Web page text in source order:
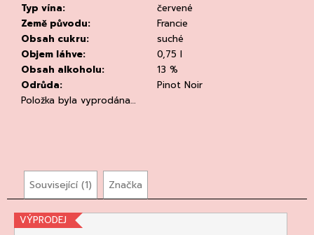
Typ vína:
červené
Země původu:
Francie
Obsah cukru:
suché
Objem láhve:
0,75 l
Obsah alkoholu:
13 %
Odrůda:
Pinot Noir
Položka byla vyprodána…
Související (1) Značka
VÝPRODEJ
e
m
e
TAŠKA
VÍNO
CLEAR
94